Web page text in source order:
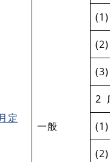
定
一般
2